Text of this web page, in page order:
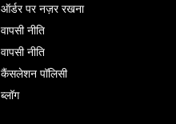
ऑर्डर पर नज़र रखना
वापसी नीति
वापसी नीति
कैंसलेशन पॉलिसी
ब्लॉग